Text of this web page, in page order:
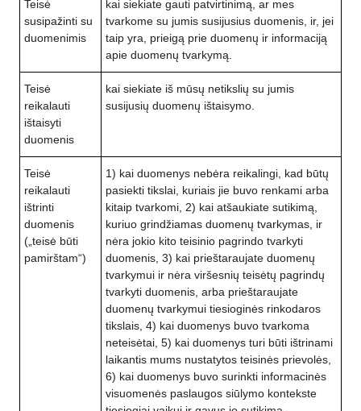
Teisė
susipažinti su
duomenimis
kai siekiate gauti patvirtinimą, ar mes
tvarkome su jumis susijusius duomenis, ir, jei
taip yra, prieigą prie duomenų ir informaciją
apie duomenų tvarkymą.
Teisė
reikalauti
ištaisyti
duomenis
kai siekiate iš mūsų netikslių su jumis
susijusių duomenų ištaisymo.
Teisė
reikalauti
ištrinti
duomenis
(„teisė būti
pamirštam“)
1) kai duomenys nebėra reikalingi, kad būtų
pasiekti tikslai, kuriais jie buvo renkami arba
kitaip tvarkomi, 2) kai atšaukiate sutikimą,
kuriuo grindžiamas duomenų tvarkymas, ir
nėra jokio kito teisinio pagrindo tvarkyti
duomenis, 3) kai prieštaraujate duomenų
tvarkymui ir nėra viršesnių teisėtų pagrindų
tvarkyti duomenis, arba prieštaraujate
duomenų tvarkymui tiesioginės rinkodaros
tikslais, 4) kai duomenys buvo tvarkoma
neteisėtai, 5) kai duomenys turi būti ištrinami
laikantis mums nustatytos teisinės prievolės,
6) kai duomenys buvo surinkti informacinės
visuomenės paslaugos siūlymo kontekste